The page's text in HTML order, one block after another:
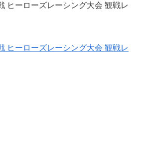
ヒーローズレーシング大会 観戦レ
ヒーローズレーシング大会 観戦レ